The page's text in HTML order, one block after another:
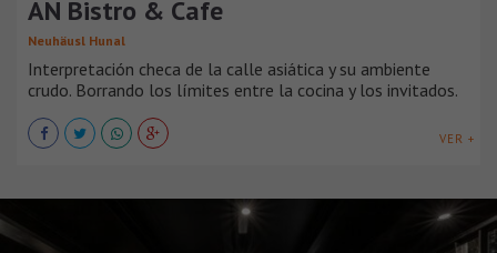
AN Bistro & Cafe
Neuhäusl Hunal
Interpretación checa de la calle asiática y su ambiente
crudo. Borrando los límites entre la cocina y los invitados.
VER +